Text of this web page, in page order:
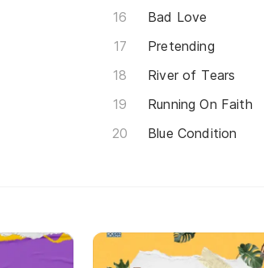
Bad Love
Pretending
River of Tears
Running On Faith
Blue Condition